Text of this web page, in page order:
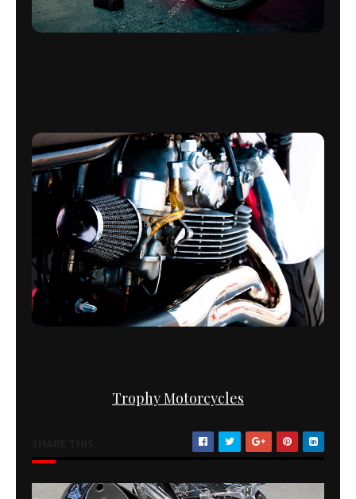
Trophy Motorcycles